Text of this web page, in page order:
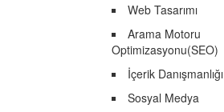
Web Tasarımı
Arama Motoru
Optimizasyonu(SEO)
İçerik Danışmanlığı
Sosyal Medya